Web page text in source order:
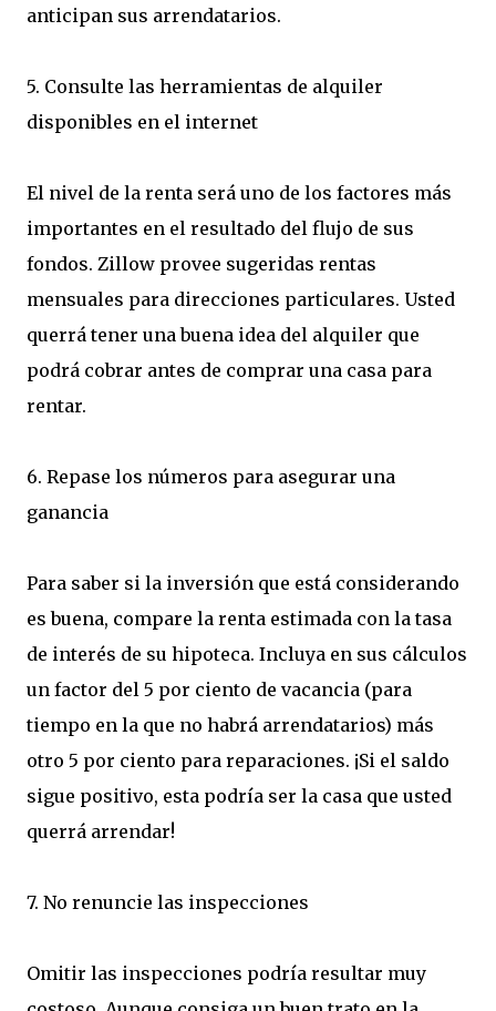
anticipan sus arrendatarios.
5. Consulte las herramientas de alquiler
disponibles en el internet
El nivel de la renta será uno de los factores más
importantes en el resultado del flujo de sus
fondos. Zillow provee sugeridas rentas
mensuales para direcciones particulares. Usted
querrá tener una buena idea del alquiler que
podrá cobrar antes de comprar una casa para
rentar.
6. Repase los números para asegurar una
ganancia
Para saber si la inversión que está considerando
es buena, compare la renta estimada con la tasa
de interés de su hipoteca. Incluya en sus cálculos
un factor del 5 por ciento de vacancia (para
tiempo en la que no habrá arrendatarios) más
otro 5 por ciento para reparaciones. ¡Si el saldo
sigue positivo, esta podría ser la casa que usted
querrá arrendar!
7. No renuncie las inspecciones
Omitir las inspecciones podría resultar muy